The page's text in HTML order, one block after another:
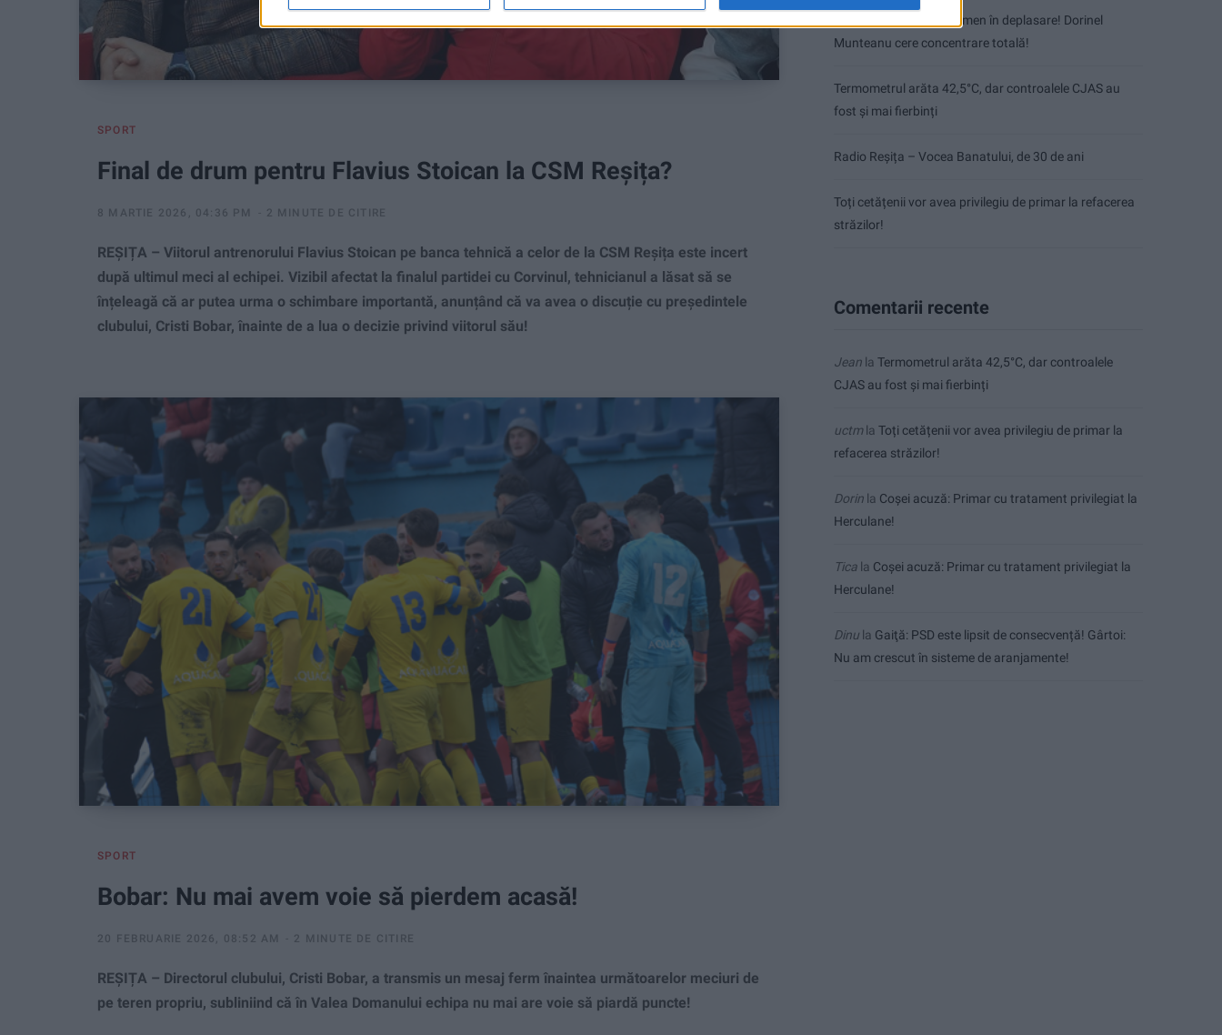
SPORT
Final de drum pentru Flavius Stoican la CSM Reșița?
8 MARTIE 2026, 04:36 PM 2 MINUTE DE CITIRE
REȘIȚA – Viitorul antrenorului Flavius Stoican pe banca tehnică a celor de la CSM Reșița este incert
după ultimul meci al echipei. Vizibil afectat la finalul partidei cu Corvinul, tehnicianul a lăsat să se
înțeleagă că ar putea urma o schimbare importantă, anunțând că va avea o discuție cu președintele
clubului, Cristi Bobar, înainte de a lua o decizie privind viitorul său!
SPORT
Bobar: Nu mai avem voie să pierdem acasă!
20 FEBRUARIE 2026, 08:52 AM 2 MINUTE DE CITIRE
REȘIȚA – Directorul clubului, Cristi Bobar, a transmis un mesaj ferm înaintea următoarelor meciuri de
pe teren propriu, subliniind că în Valea Domanului echipa nu mai are voie să piardă puncte!
CSM Reșița, primul examen în deplasare! Dorinel
Munteanu cere concentrare totală!
Termometrul arăta 42,5°C, dar controalele CJAS au
fost și mai fierbinți
Radio Reșița – Vocea Banatului, de 30 de ani
Toți cetățenii vor avea privilegiu de primar la refacerea
străzilor!
Comentarii recente
Jean la Termometrul arăta 42,5°C, dar controalele
CJAS au fost și mai fierbinți
uctmla Toți cetățenii vor avea privilegiu de primar la
refacerea străzilor!
Dorin la Coșei acuză: Primar cu tratament privilegiat la
Herculane!
Tica la Coșei acuză: Primar cu tratament privilegiat la
Herculane!
Dinu la Gaiţă: PSD este lipsit de consecvență! Gârtoi:
Nu am crescut în sisteme de aranjamente!